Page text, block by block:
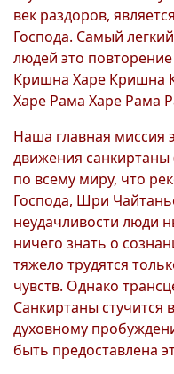
век раздоров,
Господа. Самый
людей это
Кришна Харе Кришна
Харе Рама Харе Рама
Наша главная миссия
движения
по всему миру, что
Господа, Шри
неудачливости люди
ничего знать о
тяжело трудятся
чувств. Однако
Санкиртаны стучится
духовному
быть предоставлена